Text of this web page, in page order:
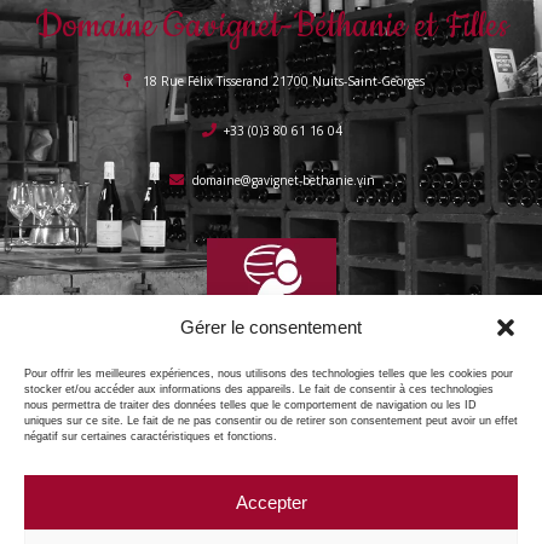
Gérer le consentement
Pour offrir les meilleures expériences, nous utilisons des technologies telles que les cookies pour
stocker et/ou accéder aux informations des appareils. Le fait de consentir à ces technologies
nous permettra de traiter des données telles que le comportement de navigation ou les ID
uniques sur ce site. Le fait de ne pas consentir ou de retirer son consentement peut avoir un effet
négatif sur certaines caractéristiques et fonctions.
Accepter
Domaine Gavignet-Béthanie et Filles
18 Rue Félix Tisserand 21700 Nuits-Saint-Georges
+33 (0)3 80 61 16 04
domaine@gavignet-bethanie.vin